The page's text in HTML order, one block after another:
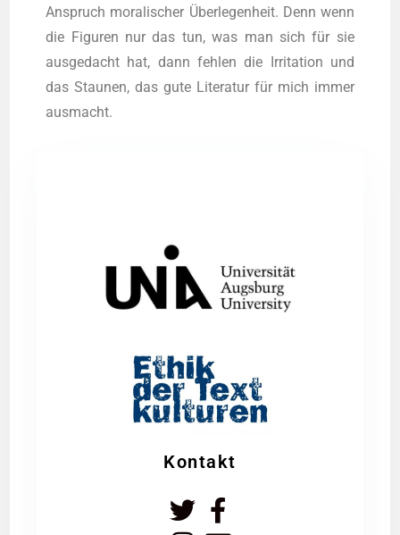
Anspruch mora­li­scher Über­le­gen­heit. Denn wenn
die Figu­ren nur das tun, was man sich für sie
aus­ge­dacht hat, dann feh­len die Irri­ta­ti­on und
das Stau­nen, das gute Lite­ra­tur für mich immer
ausmacht.
Kontakt